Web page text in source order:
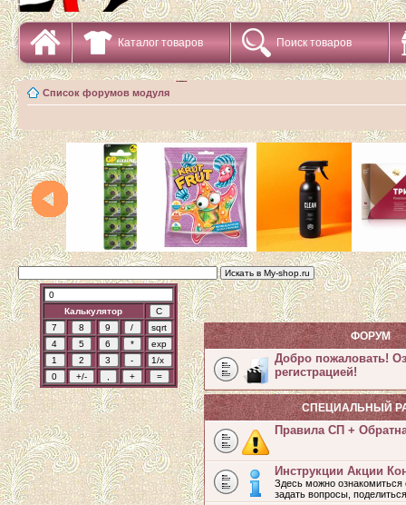
Каталог товаров Поиск товаров
Список форумов модуля
Калькулятор
ФОРУМ
Добро пожаловать!
регистрацией!
СПЕЦИАЛЬНЫЙ
Правила СП +
Инструкции Акции
Здесь можно
задать вопросы,